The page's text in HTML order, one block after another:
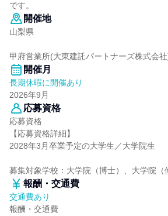
です。
開催地
山梨県
甲府営業所(大東建託パートナーズ株式会
開催月
長期休暇に開催あり
2026年9月
応募資格
応募資格
【応募資格詳細】
2028年3月卒業予定の大学生／大学院生
募集対象学校：大学院（博士）、大学院（
報酬・交通費
交通費あり
報酬・交通費